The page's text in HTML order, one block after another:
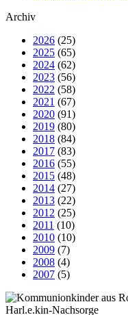
Archiv
2026 (25)
2025 (65)
2024 (62)
2023 (56)
2022 (58)
2021 (67)
2020 (91)
2019 (80)
2018 (84)
2017 (83)
2016 (55)
2015 (48)
2014 (27)
2013 (22)
2012 (25)
2011 (10)
2010 (10)
2009 (7)
2008 (4)
2007 (5)